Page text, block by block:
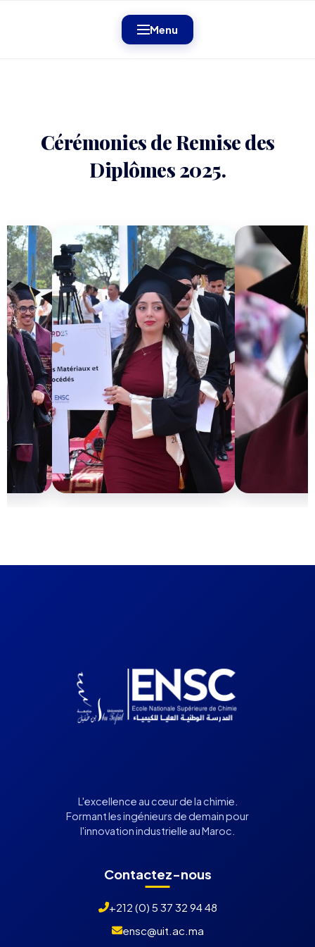
Menu
Cérémonies de Remise des
Diplômes 2025.
L'excellence au cœur de la chimie.
Formant les ingénieurs de demain pour
l'innovation industrielle au Maroc.
Contactez-nous
+212 (0) 5 37 32 94 48
ensc@uit.ac.ma